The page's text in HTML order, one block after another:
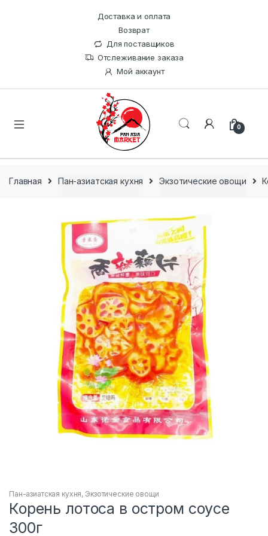
Доставка и оплата
Возврат
Для поставщиков
Отслеживание заказа
Мой аккаунт
0
Главная Пан-азиатская кухня Экзотические овощи
Пан-азиатская кухня,Экзотические овощи
Корень лотоса в остром соусе
300г